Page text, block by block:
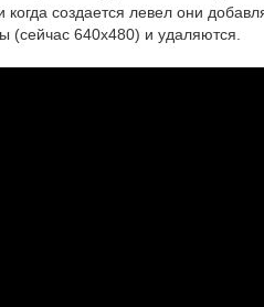
создается левел они
(сейчас 640х480) и удаляются.